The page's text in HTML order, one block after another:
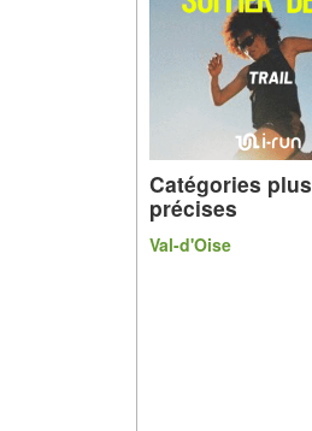
Catégories plus
précises
Val-d'Oise